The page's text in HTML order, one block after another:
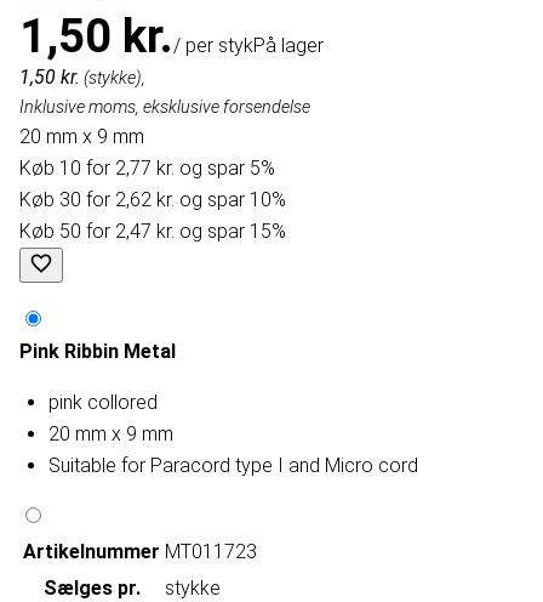
1,50 kr./ per stykPå lager
1,50 kr. (stykke),
Inklusive moms, eksklusive forsendelse
20 mm x 9 mm
Køb 10 for 2,77 kr. og spar 5%
Køb 30 for 2,62 kr. og spar 10%
Køb 50 for 2,47 kr. og spar 15%
Pink Ribbin Metal
pink collored
20 mm x 9 mm
Suitable for Paracord type I and Micro cord
Artikelnummer MT011723
Sælges pr.
stykke